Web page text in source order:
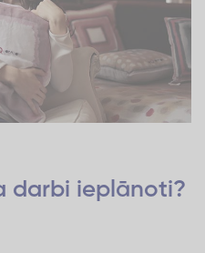
darbi ieplānoti?